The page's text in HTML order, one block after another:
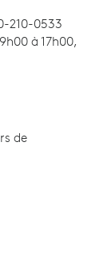
le pays.
210-0533
à 17h00,
de